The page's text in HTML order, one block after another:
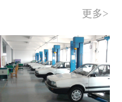
更多>